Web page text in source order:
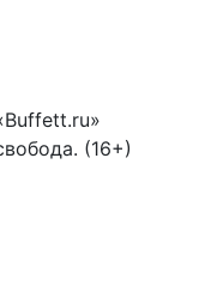
(16+)